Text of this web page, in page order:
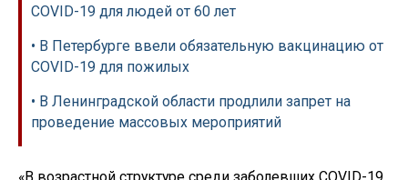
COVID-19 для людей от 60 лет
• В Петербурге ввели обязательную вакцинацию от
COVID-19 для пожилых
• В Ленинградской области продлили запрет на
проведение массовых мероприятий